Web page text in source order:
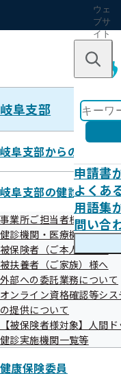
ウェ
ブサ
イト
のナ
ン
キー
申請書
よくあ
用語集
問い合
岐阜支部
岐阜支部からのお知らせ
岐阜支部の健診・保健
事業所ご担当者様へ
健診機関・医療機関の皆さ
被保険者（ご本人）様へ
被扶養者（ご家族）様へ
外部への委託業務について
オンライン資格確認等シ
の提供について
【被保険者様対象】人間
健診実施機関一覧等
健康保険委員
2024年度支
ポート（岐
した
令和07年09月26日
協会けんぽでは、
（取得分）等の協会け
「2024年度支部別ス
を作成しました。